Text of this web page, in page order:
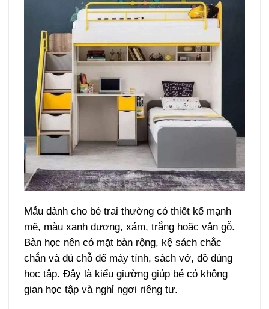
Mẫu dành cho bé trai thường có thiết kế mạnh
mẽ, màu xanh dương, xám, trắng hoặc vân gỗ.
Bàn học nên có mặt bàn rộng, kệ sách chắc
chắn và đủ chỗ để máy tính, sách vở, đồ dùng
học tập. Đây là kiểu giường giúp bé có không
gian học tập và nghỉ ngơi riêng tư.